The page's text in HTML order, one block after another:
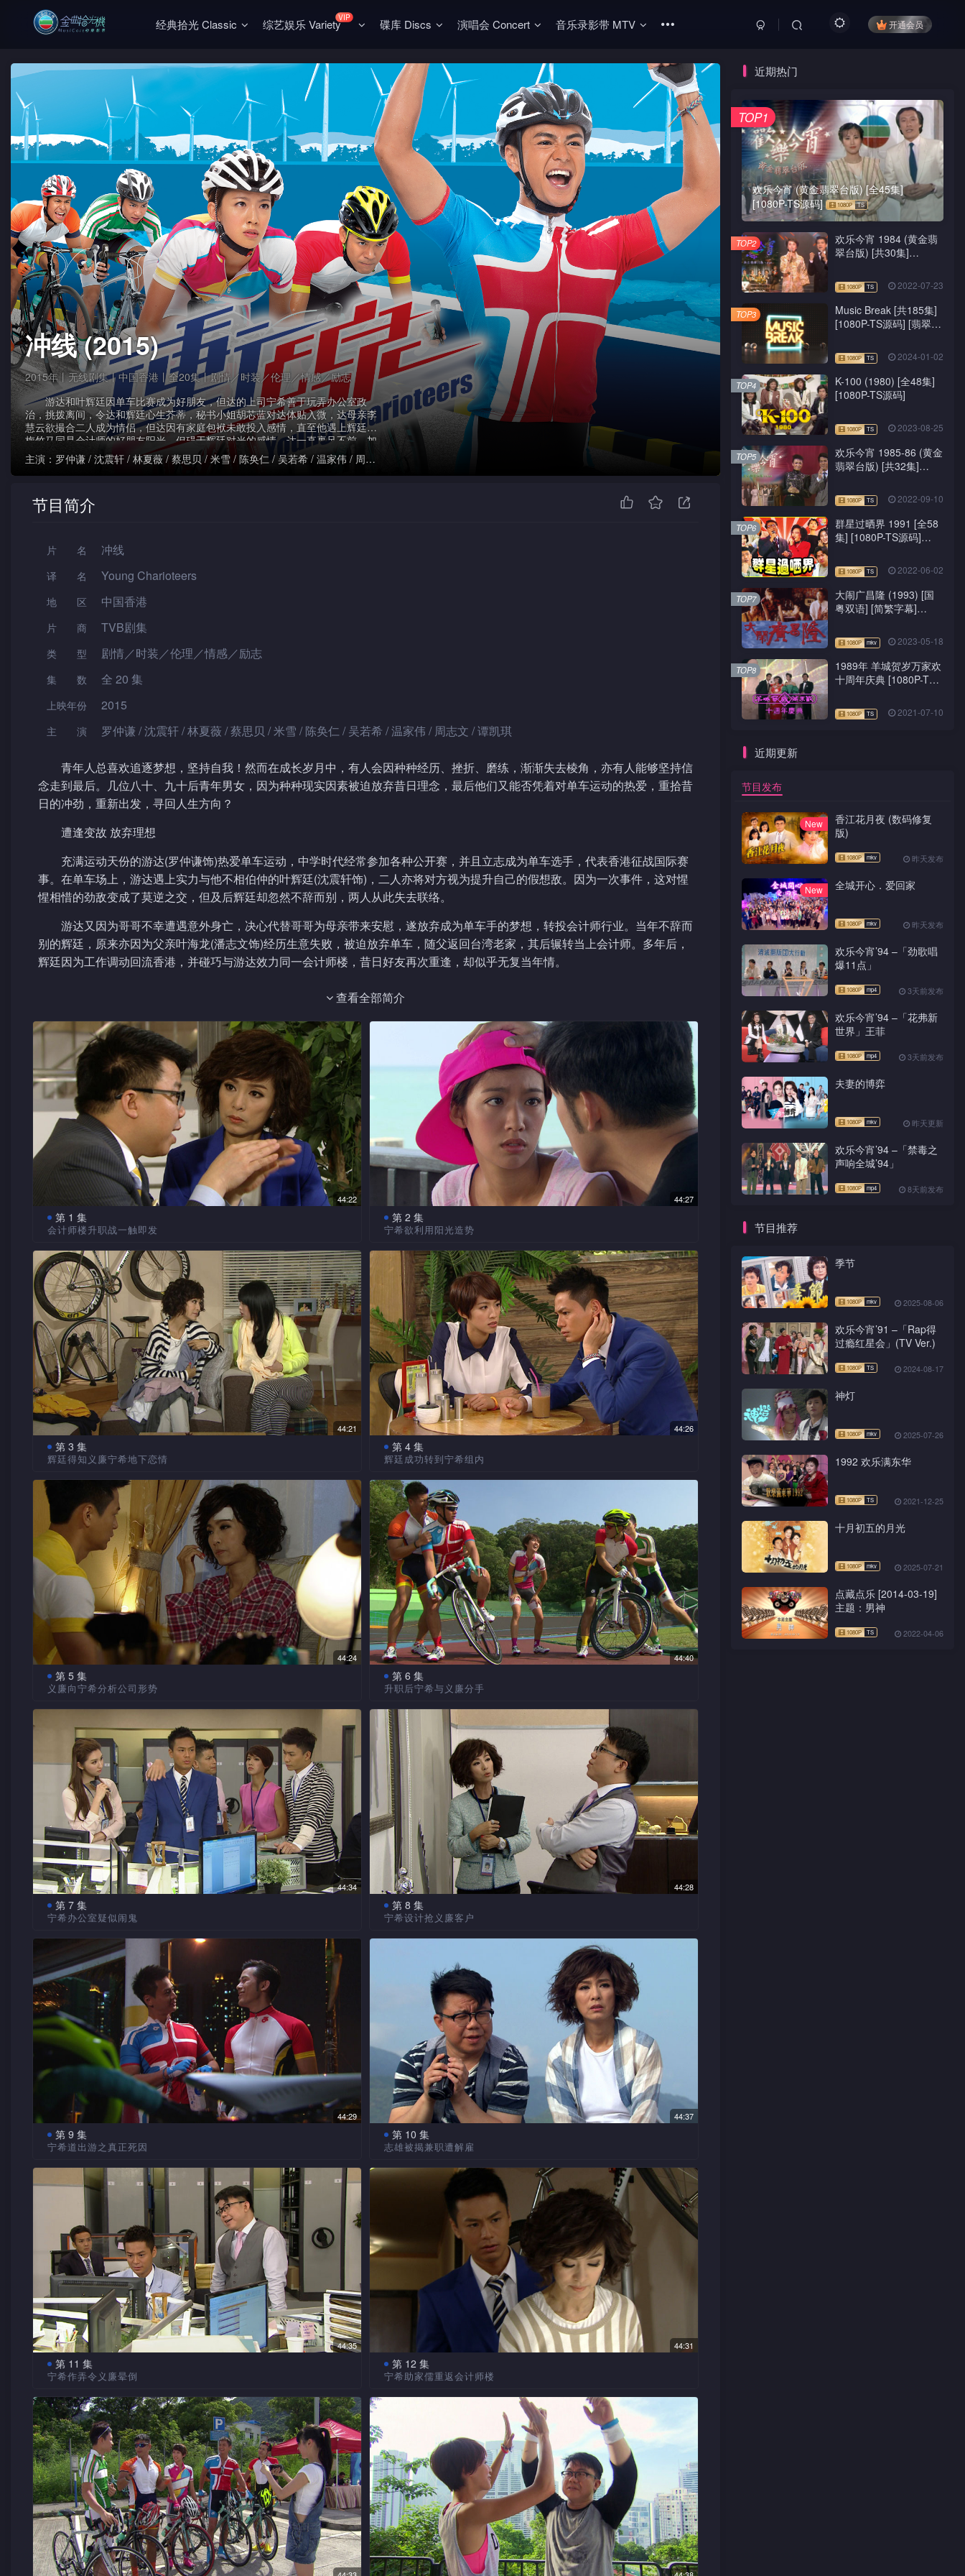
经典拾光 Classic 综艺娱乐 VarietyVIP 碟库 Discs 演唱会 Concert 音乐录影带 MTV 开通会员
冲线 (2015)
2015年丨无线剧集丨中国香港丨全20集丨剧情／时装／伦理／情感／励志
游达和叶辉廷因单车比赛成为好朋友，但达的上司宁希善于玩弄办公室政
治，挑拨离间，令达和辉廷心生芥蒂，秘书小姐胡芯蓝对达体贴入微，达母亲李
慧云欲撮合二人成为情侣，但达因有家庭包袱未敢投入感情，直至他遇上辉廷青
梅竹马同是会计师的好朋友阳光，但碍于辉廷对光的感情，达一直裹足不前，加
上各人天天被办公室政治气氛煎熬，开始对人生目标失去方向，达和辉廷最终决
定抛开俗务，重披战袍，返回单车场上重拾昔日的斗志和友谊。
主演： 罗仲谦 / 沈震轩 / 林夏薇 / 蔡思贝 / 米雪 / 陈奂仁 / 吴若希 / 温家伟 / 周志
节目简介
片名 冲线
译名 Young Charioteers
地区 中国香港
片 商 TVB剧集
类型 剧情／时装／伦理／情感／励志
集数 全 20 集
上映年份 2015
主演 罗仲谦 / 沈震轩 / 林夏薇 / 蔡思贝 / 米雪 / 陈奂仁 / 吴若希 / 温家伟 / 周志文 / 谭凯琪
青年人总喜欢追逐梦想，坚持自我！然而在成长岁月中，有人会因种种经历、挫折、磨练，渐渐失去棱角，亦有人能够坚持信
念走到最后。几位八十、九十后青年男女，因为种种现实因素被迫放弃昔日理念，最后他们又能否凭着对单车运动的热爱，重拾昔
日的冲劲，重新出发，寻回人生方向？
遭逢变故 放弃理想
充满运动天份的游达(罗仲谦饰)热爱单车运动，中学时代经常参加各种公开赛，并且立志成为单车选手，代表香港征战国际赛
事。在单车场上，游达遇上实力与他不相伯仲的叶辉廷(沈震轩饰)，二人亦将对方视为提升自己的假想敌。因为一次事件，这对惺
惺相惜的劲敌变成了莫逆之交，但及后辉廷却忽然不辞而别，两人从此失去联络。
游达又因为哥哥不幸遭遇意外身亡，决心代替哥哥为母亲带来安慰，遂放弃成为单车手的梦想，转投会计师行业。当年不辞而
别的辉廷，原来亦因为父亲叶海龙(潘志文饰)经历生意失败，被迫放弃单车，随父返回台湾老家，其后辗转当上会计师。多年后，
辉廷因为工作调动回流香港，并碰巧与游达效力同一会计师楼，昔日好友再次重逢，却似乎无复当年情。
辉廷回港后由于自尊心作崇，对游达等旧朋友刻意保持距离。可是游达对辉廷的友情却从未改变，游达的热情终令二人隔阂分
解，重拾当年友谊。
与辉廷青梅竹马的阳光(蔡思贝饰)，其后也加入成为会计师楼新人。阳光人如其名是阳光女孩，做事充满干劲却不懂世情，在
工作上处处碰壁。游达对阳光的悉心指导不但助她解决工作上的麻烦，还令阳光渐渐对游达产生好感。游达虽然意识到阳光与他萌
生微妙关系，但当他得知辉廷一直暗恋阳光，即决意大方让爱。
兄弟情谊 再遇考验
阳光在不知不觉间爱上游达，欠缺恋爱经验的她却患得患失，一方面害怕冲动告白会破坏彼此友情；另一方面，游达身边又出
现了善解人意的温柔女孩胡芯蓝(吴若希饰)。阳光只能把爱意向辉廷倾诉，却丝毫不察觉辉廷对她的深深爱意……
游达在友情与爱情之间难以取舍，工作方面同样遇上难题，处处受到上司宁希(林夏薇饰)针对。宁希更恶意挑拨游达与叶辉廷
(沈震轩饰)之间的关系，令二人嫌隙日深。
单车大赛 目标冲线
游达与辉廷同时爱上阳光，然而辉廷得悉游达打算让爱后大感生气，加上工作上的嫌隙，「兄弟情」备受考验！辉廷遂提出两
人以单车比赛决一胜负，延续当日未完成的比拼……
查看全部简介
44:22
第 1 集
会计师楼升职战一触即发
在会计师楼工作的游达与好友兼同事黄一一、李志雄从南京出
差回港，因被客户投诉，被经理黎义廉教训了一顿。会计师楼将在
S3职级的职员中提升一人为经理，身为S3的宁希誓要成功突围。行
政秘书胡芯蓝从资深秘书李慧云口中得悉，台湾将派一位受重视的
同事来港，宁希有意争取这人成为她的组员。
认定芯蓝　最佳媳妇
慧云是会计师楼的老臣子，亦是游达的母亲，慧云认为芯蓝是
她的最佳媳妇人选，经常造就机会给儿子与芯蓝。游达热爱骑单
车，遥想当年游达与劲敌叶辉廷在多项单车比赛中分别夺冠，但从
未同场较量，转眼十年，游达很想与辉廷一较高下。
为取平衡　利用游达
分公司派来的同事竟是辉廷，宁希埋怨义廉不把辉廷编入她组内，
反派给Mike借以讨好合伙人Gilbert，义廉自有打算，慧云责义廉利
用游达搞办公室政治。
慧云拒绝　帮忙辉廷
游达见到昔日好友辉廷十分热情，辉廷却只向游达打听公司的
形势。辉廷被编进Mike组内，宁希开生日会，当众邀请辉廷参加，
Mike表示要带辉廷往见客，并警告辉廷若出席宁希生日会，便以后
也不用上班。辉廷想慧云帮忙，慧云一口拒绝。
单车少女　迎面而来
游达与志雄一同乘巴士上班，再次看见单车少女，游达故意制
造混乱。同事们议论纷纷，更为辉廷是否参加宁希生日会而开赌
44:27
第 2 集
宁希欲利用阳光造势
单车少女向辉廷走过去，原来她是辉廷青梅竹马的好友阳光，
而且同是会计师楼的A1职员。阳光母亲宋彩娜比女儿更早出现在会
计师楼，并向职员派水果。义廉把阳光安排到一一的组内，又指派
游达协助阳光适应工作环境。阳光与另一新人唐嘉嘉按指示购买零
食，阳光把合伙人专用零食机的零食买光。
好心坏事　被人排挤
一一与志雄问游达与芯蓝约会的详情，而朱珠与宁希跟芯蓝午
膳时，亦追问芯蓝同样话题。宁希要朱珠把午餐收据拿回公司申报
公数，芯蓝觉得此举不妥。义廉追究合伙人专用零食机的零食被买
光的责任，阳光承认是她所为，表示愿意赔偿，还说了一堆不应说
的话。
嘉嘉不慎　误传电邮
各人埋怨阳光，午饭时更排挤阳光。游达、一一及志雄教训阳
光应少说话，多做事。朱珠故意在阳光及嘉嘉面前炫耀宁希的地
位，并透露宁希经常用公数吃饭，然后交下一些文件给二人影印。
宁希想借阳光把她有大额应酬津贴的事扬开，好替她造势。一一催
促阳光传电邮给客户胡先生，阳光因忙于影印文件，由嘉嘉发电
邮，嘉嘉却误传了给另一个姓胡的客户。
志雄看扁　阳光请辞
阳光主动向一一报告自己出错，被一一、志雄及游达责骂，宁
希提议派人向客户当面道歉，若客户不接受，便要求义廉请Gilbert
出面处理。阳光知胡先生其实是父亲阳日的朋友，她求父亲帮忙，
可是阳日拒绝，指女儿已长大，要为自己的行为负责。辉廷从游达
及志雄口中得悉阳光又闯祸，志雄看扁阳光解决不了事情会辞职，
辉廷相信阳光不会逃避。
明年今日　辉廷失约
辉廷在阳光楼下，想起了与阳光在台湾的日子。早年阳光每年
暑假都在台湾度过，只有辉廷陪伴她，她把辉廷视为家人，有次辉
廷表示家中发生了状况，要留在台湾，暂不回港。阳光不舍辉廷，
辉廷约阳光明年今日在相同地方见面，但翌年他却失约。彩娜代女
儿辞职，游达对阳光有点失望，辉廷著游达打电话问清楚。
44:21
第 3 集
辉廷得知义廉宁希地下恋情
阳光跪下来求胡先生原谅。阳光问游达如何认识辉廷，游达忆
述当年与辉廷均是所就读学校的单车队队长，同样多次获奖，一次
见义勇为事件才令二人成为朋友。游达是公司单车队成员，他希望
辉廷也加入车队，辉廷一口拒绝，倒是阳光要求加入。
芯蓝赴台　陪伴游达
义廉派游达、阳光及辉廷随宁希往台湾果园工作。慧云替芯蓝
准备一切，让芯蓝赴台与游达培养感情。慧云知道游达约芯蓝逛夜
市，颇为高兴，对于能娶得芯蓝为媳信心十足。游达与芯蓝在海边
看星星，辉廷与阳光在酒店泳池游泳，并重提五年前彼此相约于每
年八月十六日在台湾见面。
阳光通情　借口离开
面无意中发现义廉的影踪。
游达、芯蓝及阳光趁周日到处游玩。阳光带游达及芯蓝到追分
站，给他们讲解追分及成功两站的寓意，然后借口约了朋友先行离
开。游达提议买车票，芯蓝满以为他有所表白。
芯蓝坦言　愿意等待
芯蓝有感游达无辜，遂加以解释，坦言明白与游达未到情侣关
系，但她不介意等待。阳光放天灯时再遇芯蓝及游达，她向芯蓝表
示撒谎是因为不想阻碍芯蓝与游达单独相处。宁希与义廉因为公司
制度关系，只能发展地下情，二人在台湾见面，被辉廷发现了二人
的秘密恋情。
题，怀疑有人做假数，宁希命他与辉廷及阳光查清楚。
阳光只视　辉廷为兄
各人自由活动，阳光拉着芯蓝等去游玩。阳光指辉廷当年失约
让她苦苦等候，扬言要惩罚辉廷。辉廷想向阳光表白，游达却突然
出现，阳光自言猜到辉廷想说甚么。游达与阳光在酒店泳池游泳，
发现阳光只视辉廷为兄长。
44:26
第 4 集
辉廷成功转到宁希组内
丰臣公司吴先生夫妇上门投诉，指会计师楼未能找出一笔为数
三百万元的去向，限义廉在三天内给他满意的报告。宁希因游达与
辉廷熟稔，要求游达说服辉廷转到她的组内，一一倾诉身为Mike下
属的苦况。游达趁机游说辉廷。一一领组员在丰臣货仓点数，辉廷
为他们送来外卖。
吴太主动　摆平事件
辉廷从货仓工人口中得到有用线索，但不动声色。吴太突然表
示会负责不知所终的三百万元，但要求不能让吴生知道。公司秘密
网有人留言指丰臣的难题得以解决全靠辉廷，Mike责辉廷帮别组的
忙，故意令他没面子，辉廷自言破坏了规矩，没有资格留在Mike的
组内。
提醒游达　成熟做人
辉廷把在台湾偷拍的片段给宁希看，要求转投宁希组内，宁希
自认失策，但亦欣赏辉廷的办事能力，接受辉廷要求。有流氓欺侮
学生，阳光与游达上前阻止，辉廷置身事外。游达直指辉廷变了，
辉廷反要游达应该更加成熟。辉廷认为职场如战场，最重要是学懂
如何生存，不必花心思去与别人做朋友。
海龙誓言　东山再起
阳光陪游达踏单车消气，又教游达玩喷汽水，许愿希望游达与
辉廷友谊永固。辉廷父亲叶海龙对台湾的祖屋念念不忘，但他自信
能东山再起，只要有资金，必把他构思的海龙商场成为事实。宁希
与组员到玩具厂核数因事早走。志雄与一一带美女及薄饼美酒到
来，游达等边玩边工作，辉廷不参与，也不干涉。
天才游之　无人能及
慧云提醒同事不要在公司做私事，宁希看不过眼，上前把游达
等在客户公司玩乐的片段给芯蓝及慧云看，嘲游达做事不知分寸。
慧云拿出长子游之的奖座清洁时，提醒游达在宁希旗下工作要打醒
精神，游达自知事事不及兄长，慧云亦谓像游之这种天才，恐没人
能及。游达向辉廷倾诉心事，辉廷始知游达有一已过世的兄长。
44:24
第 5 集
义廉向宁希分析公司形势
在升职战中Mike的形势略胜宁希，志雄开赌盘打赌二人中谁能
赢出。游达发现玩具厂的数目不对劲，向厂长探口风。宁希从朱珠
口中得知美容机内的塑胶有问题，供应商大环塑胶更要赔钱。宁希
把此事告知义廉，因大环塑胶是Mike的客户，随时令公司因该客户
有所损失。
人前比较　游达兄弟
游达希望从保安员泉叔口中得到有用资料，原来泉叔是海龙公
司的旧员工，游达从泉叔与辉廷的对话，知道一点辉廷的家事。游
达与辉廷向宁希报告玩具厂可能有问题，被宁希责游达不够专业。
几位游之的旧同学探望慧云，各人都夸游之是个出色的人才，慧云
亦在众人面前把游达与兄长比较，且谓不指望游达像游之般优秀。
希望慧云　有所指望
慧云指游达做人做事不积极，但又在意别人的想法，游达向母
亲说出心底话，可是慧云没有听到。游达约辉廷到坟场，在游之坟
前坦言兄长就是他的目标，更想母亲对他有期望。辉廷亦忆述自己
十年前离港，是因父亲生意失败，母亲病死，父亲受不住打击，为
了令父亲重新振作，不再被人看扁，他做过各种工作，誓要创一番
事业。
怀疑厂方　买入次货
辉廷从泉叔口中得悉玩具厂不时从外运货来，且每次厂长会亲
自点收，也不登记。辉廷拍到一些可疑照片，游达怀疑玩具厂从内
地买入次货，冒充自己生产转售。
辉廷游达　厂内偷拍
要接，宁希本以为玩具厂老板是Gilbert的好友，借此机会拉关系。
义廉向宁希分析公司人事关系及形势，并指自己如何利用不同属下
以得到最佳利益，若然成功，宁希便升职有望。辉廷与游达躲在玩
具厂的会议室，厂长以为他们已离开，命人把货搬进货仓，辉廷与
游达偷拍现场情况。
44:40
第 6 集
升职后宁希与义廉分手
同事们议论玩具厂事件对Gilbert及义廉等的影响，义廉指
Gilbert放假，由Ivan及Patrick接手管理。宁希对义廉她扬言经理只
是她的短期目标，晋身合伙人才会满足。
泉叔因被玩具厂辞去，带自家粥想向辉廷道别不果，只好请游
达转交辉廷，游达知悉后怒斥辉廷利用泉叔。
宁希向Mike　施下马威
游达骑单车泄愤得阳光陪伴。辉廷探望泉嫂，看见泉叔步履维
艰地爬石级，便背起泉叔走，更从他口中得悉游达为泉叔所做的
事。慧云把新职员证交给宁希，宁希故意拿不稳，要求Mike替她从
地上把证拾起来。
慧云提醒芯蓝，多加留意宁希避免受到伤害，又认为游达间接
借酒浇愁　涕泪纵横
义廉满心欢喜为宁希准备升职派对，打算在派对中公开二人的
恋人关系，可宁希出现只为向义廉提出分手。义廉借酒浇愁在街头
涕泪纵横，慧云看见欲送他回家。义廉醉得无法说出地址，慧云只
好把他带回家，并命游达前来协助，游达带义廉到公园，听他诉说
失恋的故事，因而知悉义廉的女友是宁希。
升职未能　享受特权
宁希要Mike替她到行政部代取0.3mm原子笔，但他指公司已发
出电邮表示不会再购买此原子笔。宁希想凭经理职位的职员证购买
芝士蛋糕，享受特权阶级的待遇，偏偏公司却把制度更改，她更发
评核游达　全不及格
宁希给游达的评核报告全是不及格，更指是因为游达没听从她
的命令工作，游达向义廉投诉，义廉却认为合理，游达冲口而出指
义廉与宁希天生一对。
44:34
第 7 集
宁希办公室疑似闹鬼
游达被宁希写不及格的表现报告，恐今年升职机会渺茫，但他
早已习惯被宁希针对，只是因为连累了辉廷而有点过意不去，辉廷
却谓宁希没有评他不及格。芯蓝送纸杯蛋糕到慧云家，看见游达为
准备考试而憔悴不堪的模样很是担心，志雄对考试毫不著紧，阳光
提议一起温习。
胁逼慧云　安排房间
宁希要求慧云给她安排经理房，但公司暂无空房，宁希以直接
找合伙人解决作要胁，慧云只好把1003号房安排给宁希，并声明那
是多年前经理Jack Chan离开后便空置了的房间。朱珠闻说宁希的房
间闹鬼，特意送了凤凰摆设给宁希。
志雄提议　扮鬼减压
Chan的诅咒，使用的人都会遇上噩运。宁希只觉传言无聊，但她的
确觉得在办公室内愈坐愈冷，并不时声到呜呜声令她浑身不自在，
宁希认为是冷气问题。
臭骂阳光　吓倒慧云
慧云与芯蓝在公司加班，游达亦与同事们在公司一起温习，志
雄扮鬼把嘉嘉及阳光吓倒，他提议照办煮碗吓游达，好让游达紧张
的情绪得到舒缓。
公司突然停电，慧云与芯蓝看见奇装异服的嘉嘉和阳光，慧云
被吓至晕倒当场。游达臭骂志雄、阳光及嘉嘉，被众人指骂得太过
份后，游达骑单车追上阳光。阳光以为他要前来道歉，可是游达继
续骂她，阳光终明白游达的用意。
一辆巴士驶过，游达为免路旁的污水溅到阳光身上，连忙从后
抱著阳光，用自己的身体挡污水，阳光一刹那间却有触电的感觉。
宁希觉得办公室的冷气仍有怪声，逼慧云给她安排另一房间。
慧云只好把茶水间改建成经理房，但遭同事们非议，在公司秘密网
斥慧云欺善怕恶，牺牲低层员工福利。慧云希望查出闹鬼的讯息是
由谁人发出，游达表示有办法。
44:28
第 8 集
宁希设计抢义廉客户
游达与慧云到电脑部，要求脑魔查出公司闹鬼的传言首个发出
者，慧云更从清洁人员收集的垃圾中找出关键证据，回到宁希房间
细看终找出怪声的来由。慧云表示问题已解决，宁希确认房间已无
怪声但坚持换房，慧云要求多给她一天时间。
义廉主动　提出和解
慧云认为公司早前突然停电，与脑魔把大量家用电器搬到电脑
部使用有关，要求脑魔配合。慧云得悉闹鬼事件是由义廉一手策
划，说服义廉与宁希换房。新秘书得悉义廉主动要求与宁希换房，
立即把消息在秘密网发放，同事们对义廉另眼相看，义廉更主动向
与宁希提出和解。
慧云赴台　训练新人
到台湾训练新人。众人为慧云庆祝，但担心宁希升职后，一旦被要
求入她的组别，游达会如以前一样被害至考试不及格。
辉廷要求　放过游达
宁希要求辉廷协助她抢走义廉的客户，辉廷以不需游达入组为
交换条件。宁希成功抢到义廉客人健活宝，却没要求游达入组，游
达怀疑辉廷用自己作交换，向辉廷追问，辉廷直认不讳，还重提不
会再让人欺侮游达。
阳光买了游达和辉廷喜欢吃的食物，但表示买不到她爱吃的鸡
蛋仔，又送了一条她亲手织的幸运手绳给游达，希望游达考试顺利
过关。游达担心慧云再次踏足台湾会忆起旧事，慧云认为自己只是
为公司公干，没时间胡思乱想，请儿子放心。
辉廷买了鸡蛋仔给阳光，阳光也把幸运手绳送给他。阳光收到
志雄误传的短讯，辉廷致电志雄，发现志雄醉酒闹事，他赶往志雄
处时，游达已到来，辉廷用钱把事件摆平。
辉廷怀疑健活宝做假单，宁希与他到台湾突击检查其货仓及资
产发现问题，宁希认为该客户一向由义廉处理，认定义廉有心设局
害她。
44:29
第 9 集
宁希道出游之真正死因
游达把志雄关在房内逼他温习，志雄仍想尽办法逃避。宁希让
辉廷先回港，她则留台调查健活宝的资金状况，同时得知义廉放假
到达台湾。
义廉与慧云身处台湾，慧云猜到义廉设局整宁希，义廉坦言只
是被迫还击，并早预料到宁希会到台湾找他，坦言要看宁希中计的
样子。
宁希扬言 最恨慧云
慧云看见宁希追打义廉上前劝阻，反被宁希责骂，还扬言最恨
慧云。游达与辉廷闲谈间，知道双方已得悉义廉与宁希曾发展地下
情。宁希与辉廷找到解决健活宝问题的方法，宁希命辉廷直接处
理。
手，表示分手是因为慧云不喜欢她。慧云坦言从不知道游之与宁希
曾经相恋，并回想起游达入职前二人关系本来不错，直至宁希发现
慧云是游达的母亲后态度突变。
义廉希望　拯救宁希
宁希认为宁希记恨这么久证明她很爱游之，但劝宁希是时候放
下。义廉知悉宁希憎恨慧云的原因，认为宁希对他忽冷忽热并非因
为不爱他，而是未能放下游之，自觉有责任拯救宁希。义廉请慧云
把一切有关游之的事告知他，然后效法游之哄女友的方法去哄宁
希。
44:37
第 10 集
志雄被揭兼职遭解雇
辉廷问阳光是否喜欢了游达，阳光否认。游达认为即将举行的
一年一度环球会计师楼单车赛香港预赛中，有他与辉廷、志雄及一
一，很有机会捧杯。志雄为了讨好嫩模，花费甚大惟有私下以低价
游达芯蓝　公开恋情
慧云因游之的事受困扰，情绪失控，义廉要替慧云查清楚，义
廉找到游之生前的朋友，拿到一盒记载了游之死亡真相的录影带。
朱珠从合伙人秘书得悉，合伙人正考虑在经理中提升一人为高级经
理，若义廉被提升会成为宁希的直属上司，宁希想辉廷协助他打击
义廉。游达送花给芯蓝被同事发现，被逼公开恋情，众人替游达及
芯蓝高兴，阳光看著只觉酸溜溜。
游之遗物　入箱寄仓
游达送芯蓝回家，在巴士上把一条手链送给芯蓝，但手链却遗
失，游达于是在街角的墙上，为芯蓝炮制另一份礼物。慧云回港便
把游之的物品入箱寄仓，游达追问原因，慧云只道自己过分执著记
挂不存在的人，更说游达可像哥哥一样，令她感到自豪。
制造假象　打击义廉
辉廷陪阳光乘坐巴士回家，在坐位上发现一条手链，以为是昏
睡的阳光遗下的，便把它放进阳光的背袋中。
宁希制造假象指义廉有意转工，还把义廉的履历表传到各大猎
头公司，再趁义廉与猎头公司见面时，带Ivan到现场，好制造义廉
44:35
第 11 集
宁希作弄令义廉晕倒
辉廷查得志雄兼职的公司经理沈家儒于十多年前曾在他们的会
计师楼任职，故提议志雄请家儒为自己求情。义廉答应让志雄留在
公司，众人对能说服义廉的家儒皆十分好奇。阳光向游达请教工
作，游达故意推搪并著她找辉廷，阳光怀疑游达忙于恋爱。
宁希为了对付义廉约家儒见面，游达问慧云是否认识家儒，慧
云劝他少与此人来往。
辉廷当众　顶撞义廉
杂志报道写出义廉对下属严格的一面，辉廷更乘著义廉大骂众
人的工作表现时，反指义廉为了升职及减低成本，强行订立过高要
44:31
第 12 集
宁希助家儒重返会计师楼
游达考试及格，慧云的反应比他预期的冷淡，原来慧云担心妮
娅，她觉得妮娅穿的衣服太暴露，既不上学又经常要求零用钱，游
达与慧云亦看到妮娅的社交网站内的亲密照。游达提议母亲暂装不
知道，让他找机会问妮娅。
游达、辉廷等庆祝考试成功，阳光缺席，游达与几位好兄弟聊
个不停，冷落了芯蓝。彩娜问女儿的心事因游达还是辉廷而起，阳
光承认喜欢两个人的方式不同，又两个都不想失去。
投资计划　被泼冷水
游达以金钱作饵诱邀妮娅到他们练习单车的场地，并介绍阳光
近期热门
欢乐今宵 (黄金翡翠台版) [全45集]
[1080P-TS源码]
TOP1
欢乐今宵 1984 (黄金翡
翠台版) [共30集]
2022-07-23
TOP2
Music Break [共185集]
[1080P-TS源码] [翡翠
2024-01-02
TOP3
K-100 (1980) [全48集]
[1080P-TS源码]
2023-08-25
TOP4
欢乐今宵 1985-86 (黄金
翡翠台版) [共32集]
2022-09-10
TOP5
群星过晒界 1991 [全58
集] [1080P-TS源码]
2022-06-02
TOP6
大闹广昌隆 (1993) [国
粤双语] [简繁字幕]
2023-05-18
TOP7
1989年 羊城贺岁万家欢
十周年庆典 [1080P-TS
2021-07-10
TOP8
近期更新
节目发布
New
香江花月夜 (数码修复
版)
昨天发布
New 全城开心．爱回家
昨天发布
欢乐今宵’94 –「劲歌唱
爆11点」
3天前发布
欢乐今宵’94 –「花弗新
世界」王菲
3天前发布
夫妻的博弈
昨天更新
欢乐今宵’94 –「禁毒之
声响全城’94」
8天前发布
节目推荐
季节
2025-08-06
欢乐今宵’91 –「Rap得
过瘾红星会」(TV Ver.)
2024-08-17
神灯
2025-07-26
1992 欢乐满东华
2021-12-25
十月初五的月光
2025-07-21
点藏点乐 [2014-03-19]
主题：男神
2022-04-06